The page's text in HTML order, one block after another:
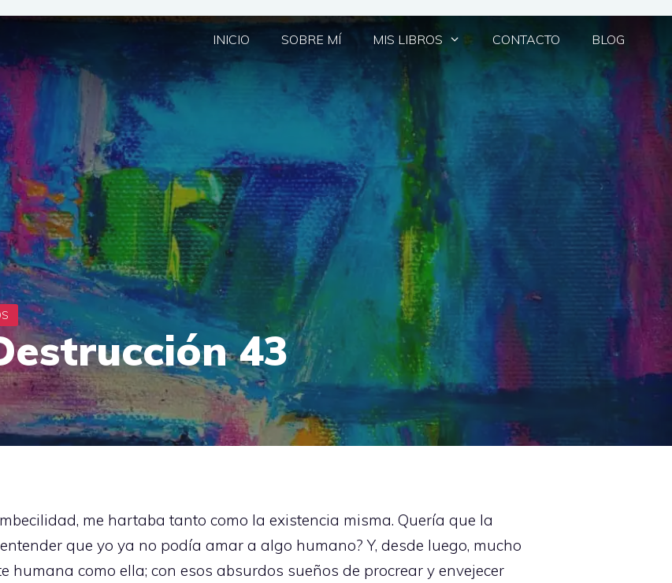
INICIO SOBRE MÍ MIS LIBROS CONTACTO BLOG
43
me hartaba tanto como la existencia misma. Quería que la
que yo ya no podía amar a algo humano? Y, desde luego, mucho
como ella; con esos absurdos sueños de procrear y envejecer